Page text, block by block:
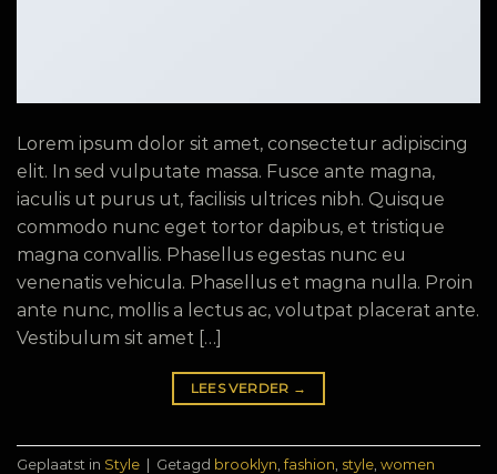
Lorem ipsum dolor sit amet, consectetur adipiscing
elit. In sed vulputate massa. Fusce ante magna,
iaculis ut purus ut, facilisis ultrices nibh. Quisque
commodo nunc eget tortor dapibus, et tristique
magna convallis. Phasellus egestas nunc eu
venenatis vehicula. Phasellus et magna nulla. Proin
ante nunc, mollis a lectus ac, volutpat placerat ante.
Vestibulum sit amet […]
LEES VERDER →
Geplaatst in Style | Getagd brooklyn ,fashion style women